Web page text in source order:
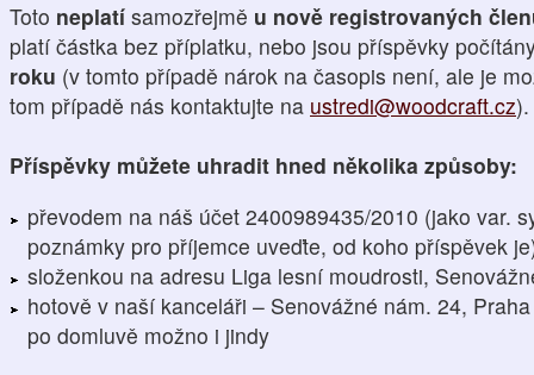
Toto neplatí samozřejmě u nově registrovaných
platí částka bez příplatku, nebo jsou příspěvky
roku (v tomto případě nárok na časopis není, ale je
tom případě nás kontaktujte na ustredi@woodcraft.cz).
Příspěvky můžete uhradit hned několika způsoby:
převodem na náš účet 2400989435/2010 (jako var.
poznámky pro příjemce uveďte, od koho příspěvek
složenkou na adresu Liga lesní moudrosti,
hotově v naší kanceláři – Senovážné nám. 24,
po domluvě možno i jindy